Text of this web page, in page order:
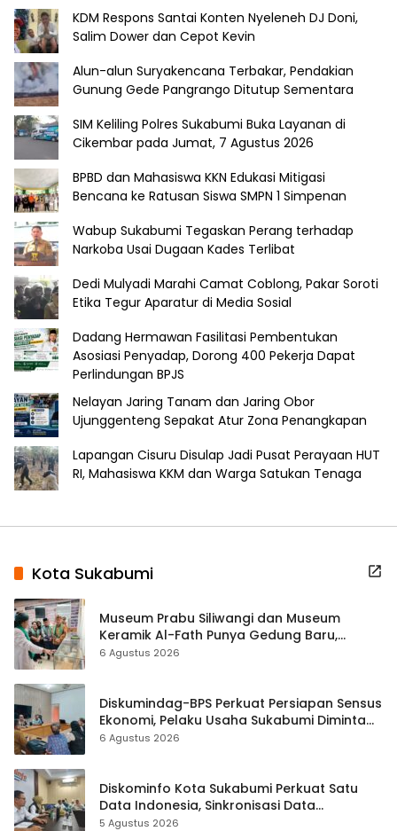
KDM Respons Santai Konten Nyeleneh DJ Doni,
Salim Dower dan Cepot Kevin
Alun-alun Suryakencana Terbakar, Pendakian
Gunung Gede Pangrango Ditutup Sementara
SIM Keliling Polres Sukabumi Buka Layanan di
Cikembar pada Jumat, 7 Agustus 2026
BPBD dan Mahasiswa KKN Edukasi Mitigasi
Bencana ke Ratusan Siswa SMPN 1 Simpenan
Wabup Sukabumi Tegaskan Perang terhadap
Narkoba Usai Dugaan Kades Terlibat
Dedi Mulyadi Marahi Camat Coblong, Pakar Soroti
Etika Tegur Aparatur di Media Sosial
Dadang Hermawan Fasilitasi Pembentukan
Asosiasi Penyadap, Dorong 400 Pekerja Dapat
Perlindungan BPJS
Nelayan Jaring Tanam dan Jaring Obor
Ujunggenteng Sepakat Atur Zona Penangkapan
Lapangan Cisuru Disulap Jadi Pusat Perayaan HUT
RI, Mahasiswa KKM dan Warga Satukan Tenaga
Kota Sukabumi
Museum Prabu Siliwangi dan Museum
Keramik Al-Fath Punya Gedung Baru,
Hampir 500 Koleksi Dipisahkan
6 Agustus 2026
Diskumindag-BPS Perkuat Persiapan Sensus
Ekonomi, Pelaku Usaha Sukabumi Diminta
Terbuka Beri Data
6 Agustus 2026
Diskominfo Kota Sukabumi Perkuat Satu
Data Indonesia, Sinkronisasi Data
Kewilayahan Dikebut
5 Agustus 2026